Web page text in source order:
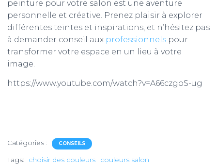
peinture pour votre salon est une aventure
personnelle et créative. Prenez plaisir à explorer
différentes teintes et inspirations, et n’hésitez pas
à demander conseil aux professionnels pour
transformer votre espace en un lieu à votre
image.
https://www.youtube.com/watch?v=A66czgoS-ug
Catégories : CONSEILS
Tags: choisir des couleurs
couleurs salon